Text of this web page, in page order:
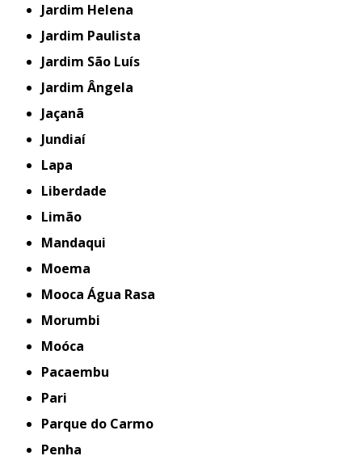
Jardim Helena
Jardim Paulista
Jardim São Luís
Jardim Ângela
Jaçanã
Jundiaí
Lapa
Liberdade
Limão
Mandaqui
Moema
Mooca Água Rasa
Morumbi
Moóca
Pacaembu
Pari
Parque do Carmo
Penha